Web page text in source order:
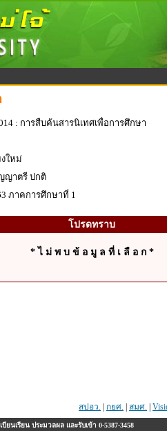
: การสืบค้นสารนิเทศเพื่อการศึกษา
งใหม่
ญาตรี ปกติ
ภาคการศึกษาที่ 1
โปรดทราบ
* ไ ม่ พ บ ข้ อ มู ล ที่ เ ลื อ ก *
สปอว. กยศ. สมศ.
ยนเรียน ประมวลผล และรับเข้า 0-5387-3458